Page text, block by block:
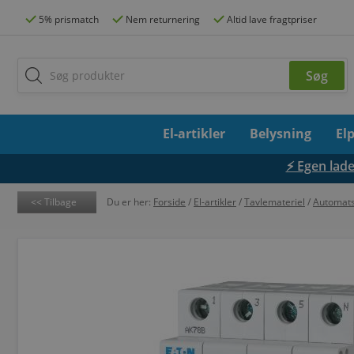
5% prismatch Nem returnering Altid lave fragtpriser
El-artikler Belysning
⚡ Egen
Tilbage Du er her: Forside / El-artikler/Tavlemateriel /